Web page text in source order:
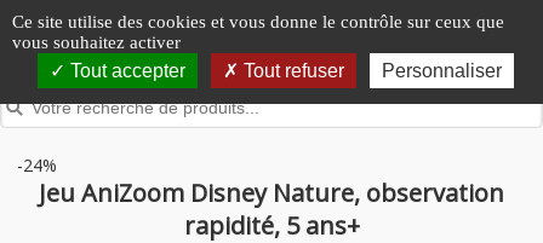
Panneau de gestion des cookies
Ce site utilise des cookies et vous donne le contrôle sur ceux que
vous souhaitez activer
Tout accepter Tout refuser Personnaliser
-24%
Jeu AniZoom Disney Nature, observation
rapidité, 5 ans+